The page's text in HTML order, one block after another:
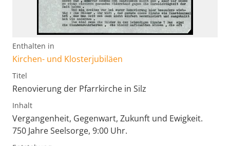
Enthalten in
Kirchen- und Klosterjubiläen
Titel
Renovierung der Pfarrkirche in Silz
Inhalt
Vergangenheit, Gegenwart, Zukunft und Ewigkeit.
750 Jahre Seelsorge, 9:00 Uhr.